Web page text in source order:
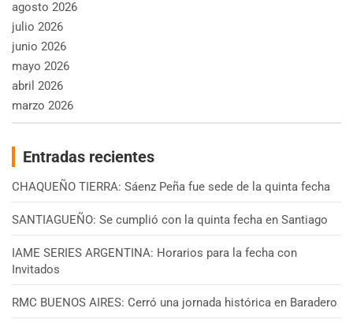
agosto 2026
julio 2026
junio 2026
mayo 2026
abril 2026
marzo 2026
Entradas recientes
CHAQUEÑO TIERRA: Sáenz Peña fue sede de la quinta fecha
SANTIAGUEÑO: Se cumplió con la quinta fecha en Santiago
IAME SERIES ARGENTINA: Horarios para la fecha con
Invitados
RMC BUENOS AIRES: Cerró una jornada histórica en Baradero